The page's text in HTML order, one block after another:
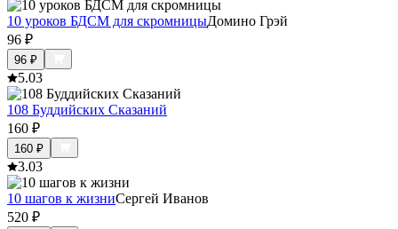
10 уроков БДСМ для скромницыДомино Грэй
96 ₽
96 ₽
5.03
108 Буддийских Сказаний
160 ₽
160 ₽
3.03
10 шагов к жизниСергей Иванов
520 ₽